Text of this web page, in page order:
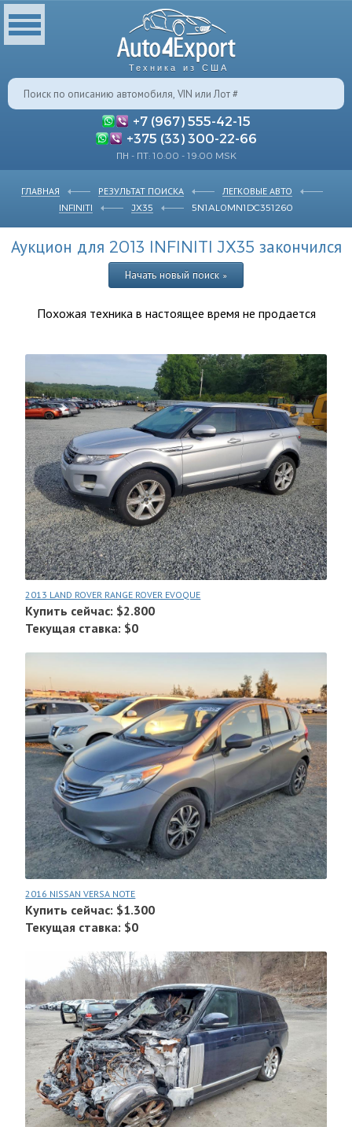
Техника из США
+7 (967) 555-42-15
+375 (33) 300-22-66
ПН - ПТ: 10:00 - 19:00 MSK
ГЛАВНАЯ РЕЗУЛЬТАТ ПОИСКА
ЛЕГКОВЫЕ АВТО
INFINITI
JX35 5N1AL0MN1DC351260
Аукцион для 2013 INFINITI JX35 закончился
Начать новый поиск »
Похожая техника в настоящее время не продается
2013 LAND ROVER RANGE ROVER EVOQUE
Купить сейчас: $2.800
Текущая ставка: $0
2016 NISSAN VERSA NOTE
Купить сейчас: $1.300
Текущая ставка: $0